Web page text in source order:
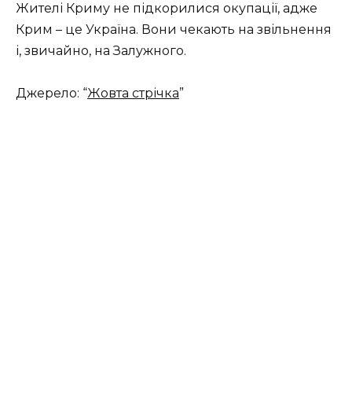
Жителі Криму не підкорилися окупації, адже
Крим – це Україна. Вони чекають на звільнення
і, звичайно, на Залужного.
Джерело: “Жовта стрічка”